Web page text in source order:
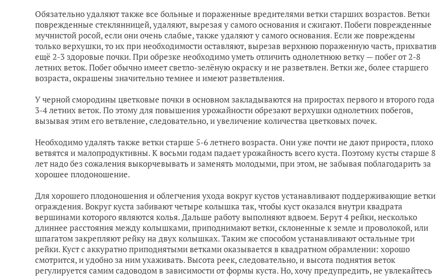
Обязательно удаляют также все больные и пораженные вредителями ветки старших возрастов. Ветки
поврежденные стеклянницей, удаляют, вырезая у самого основания и сжигают. Побеги поврежденные
мучнистой росой, если они очень слабые, также удаляют у самого основания. Если же повреждены
только верхушки, то их при необходимости оставляют, вырезав верхнюю пораженную часть, прихватив
ещё 2-3 здоровые почки. При обрезке необходимо уметь отличить однолетнюю ветку — побег от 2-8
летних веток. Побег обычно имеет светло-зелёную окраску и не разветвлен. Ветки же, более старшего
возраста, окрашены значительно темнее и имеют разветвления.
У черной смородины цветковые почки в основном закладываются на приростах первого и второго года
3-4 летних веток. По этому для повышения урожайности обрезают верхушки однолетних побегов,
вызывая этим его ветвление, следовательно, и увеличение количества цветковых почек.
Необходимо удалять также ветки старше 5-6 летнего возраста. Они уже почти не дают прироста, плохо
ветвятся и малопродуктивны. К восьми годам падает урожайность всего куста. Поэтому кусты старше 8
лет надо без сожаления выкорчевывать и заменять молодыми, при этом, не забывая поблагодарить за
хорошее плодоношение.
Для хорошего плодоношения и облегчения ухода вокруг кустов устанавливают поддерживающие ветки
ограждения. Вокруг куста забивают четыре колышка так, чтобы куст оказался внутри квадрата
вершинами которого являются колья. Дальше работу выполняют вдвоем. Берут 4 рейки, несколько
длиннее расстояния между колышками, приподнимают ветки, склоненные к земле и проволокой, или
шпагатом закрепляют рейку на двух колышках. Таким же способом устанавливают остальные три
рейки. Куст с аккуратно приподнятыми ветками оказывается в квадратном обрамлении: хорошо
смотрится, и удобно за ним ухаживать. Высота реек, следовательно, и высота поднятия веток
регулируется самим садоводом в зависимости от формы куста. Но, хочу предупредить, не увлекайтесь